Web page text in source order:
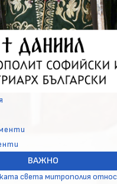
ВАЖНО
света митрополия